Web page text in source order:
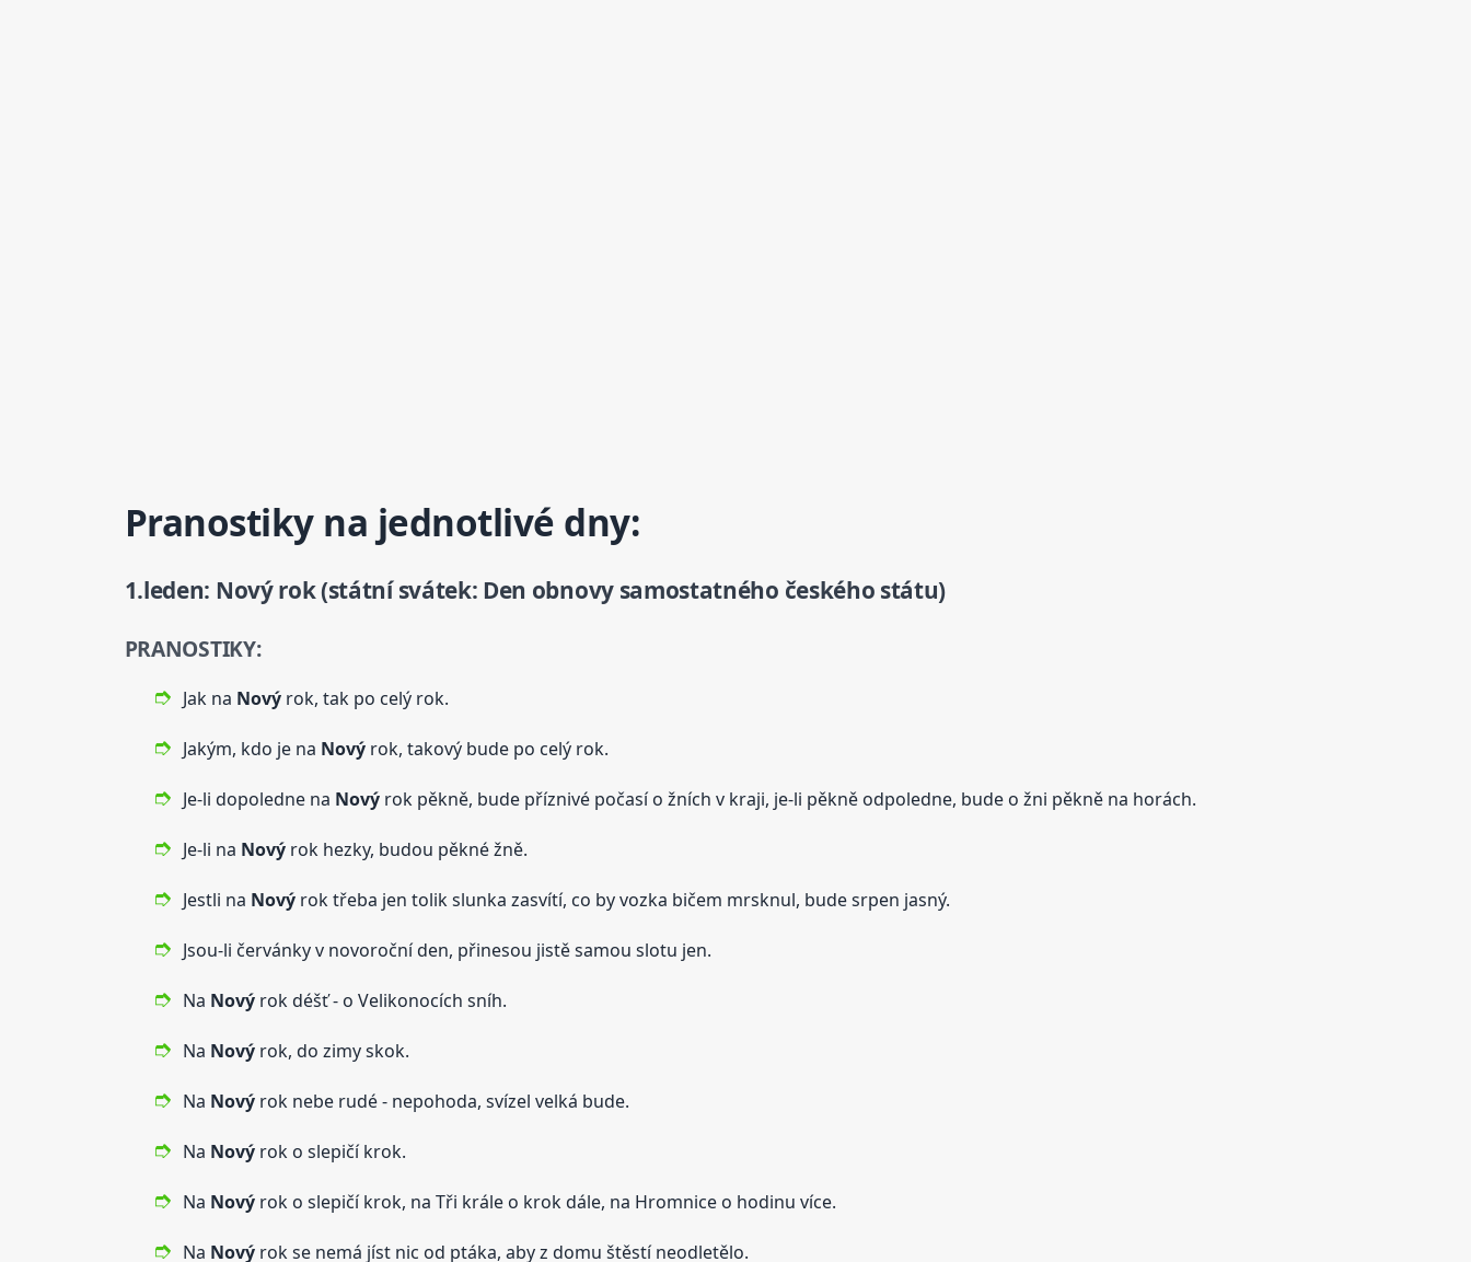
Pranostiky na jednotlivé dny:
1.leden: Novýrok (státní svátek: Den obnovy samostatného českého státu)
PRANOSTIKY:
Jak na Novýrok, tak po celý rok.
Jakým, kdo je na Novýrok, takový bude po celý rok.
Je-li dopoledne na Novýrok pěkně, bude příznivé počasí o žních v kraji, je-li pěkně odpoledne, bude o žni pěkně na horách.
Je-li na Novýrok hezky, budou pěkné žně.
Jestli na Novýrok třeba jen tolik slunka zasvítí, co by vozka bičem mrsknul, bude srpen jasný.
Jsou-li červánky v novoroční den, přinesou jistě samou slotu jen.
Na Novýrok déšť - o Velikonocích sníh.
Na Novýrok, do zimy skok.
Na Novýrok nebe rudé - nepohoda, svízel velká bude.
Na Novýrok o slepičí krok.
Na Novýrok o slepičí krok, na Tři krále o krok dále, na Hromnice o hodinu více.
Na Novýrok se nemá jíst nic od ptáka, aby z domu štěstí neodletělo.